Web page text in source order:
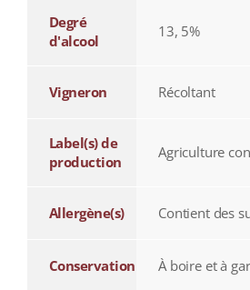
Degré
d'alcool
13, 5%
Vigneron Récoltant
Label(s) de
production
Agriculture
Allergène(s) Contient des
Conservation À boire et à